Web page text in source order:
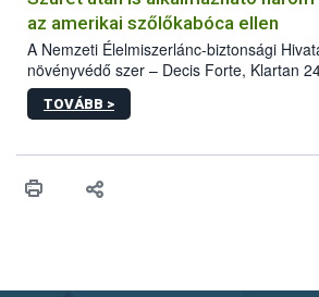
az amerikai szőlőkabóca ellen
A Nemzeti Élelmiszerlánc-biztonsági
növényvédő szer – Decis Forte, Klartan
engedélyokiratát módosította, így azok a
egészen a vesszőérettség (BBCH 91)
érésű szőlőkben is legyen lehetőség a
felhasználók számára is elérhető és
TOVÁBB >